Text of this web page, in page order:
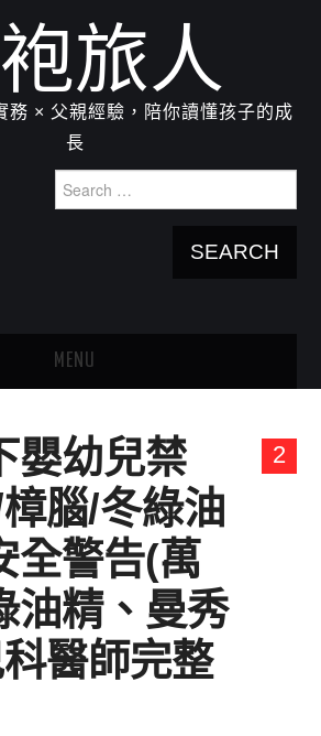
旅人
務 × 父親經驗，陪你讀懂孩子的成
長
for:
MENU
醫師
專區
2
嬰幼兒禁
腦/冬綠油
全警告(萬
油精、曼秀
醫師完整